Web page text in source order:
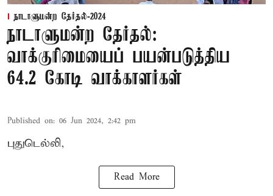
நாடாளுமன்ற தேர்தல்-2024
நாடாளுமன்ற தேர்தல்:
வாக்குரிமையைப் பயன்படுத்திய
64.2 கோடி வாக்காளர்கள்
Published on: 06 Jun 2024, 2:42 pm
புதுடெல்லி,
Read More